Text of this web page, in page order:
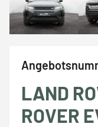
LAND
ROVER